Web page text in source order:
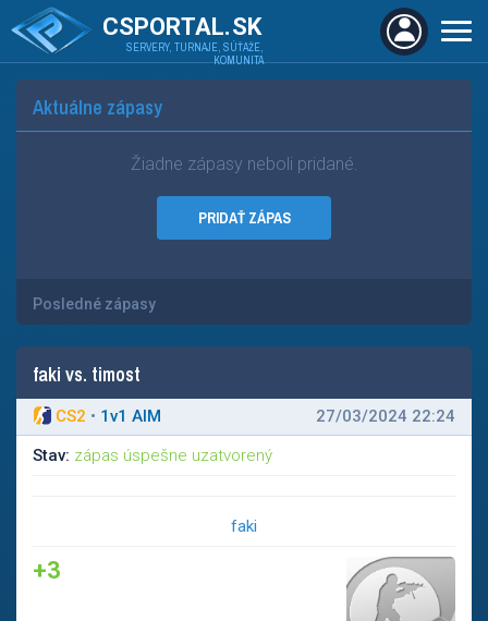
CSPORTAL.SK
SERVERY, TURNAJE, SÚŤAŽE,
KOMUNITA
Aktuálne zápasy
Žiadne zápasy neboli pridané.
PRIDAŤ ZÁPAS
Posledné zápasy
faki vs. timost
CS2 • 1v1 AIM
27/03/2024 22:24
Stav: zápas úspešne uzatvorený
faki
+3